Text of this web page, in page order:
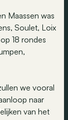
Maassen was
Soulet, Loix
18 rondes
we vooral
naar
van het